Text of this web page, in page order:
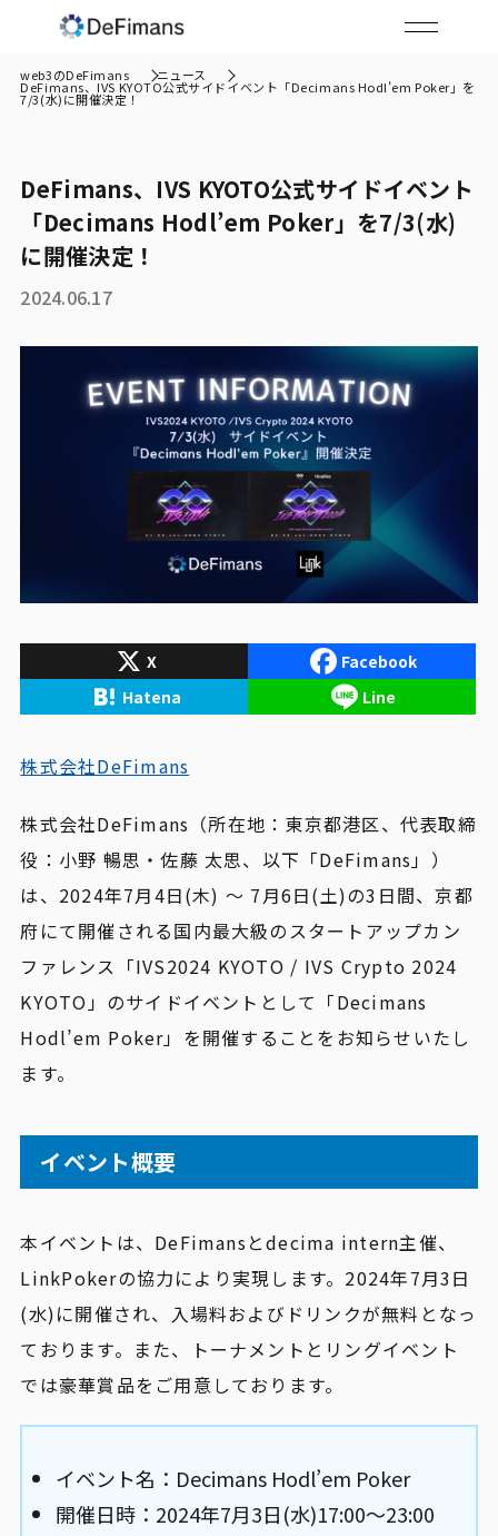
web3のDeFimans ニュース
DeFimans、IVS KYOTO公式サイドイベント「Decimans Hodl’em Poker」を
7/3(水)に開催決定！
DeFimans、IVS KYOTO公式サイドイベント
「Decimans Hodl’em Poker」を7/3(水)
に開催決定！
2024.06.17
X
Facebook
Hatena
Line
株式会社DeFimans
株式会社DeFimans（所在地：東京都港区、代表取締
役：小野 暢思・佐藤 太思、以下「DeFimans」）
は、2024年7月4日(木) 〜 7月6日(土)の3日間、京都
府にて開催される国内最大級のスタートアップカン
ファレンス「IVS2024 KYOTO / IVS Crypto 2024
KYOTO」のサイドイベントとして「Decimans
Hodl’em Poker」を開催することをお知らせいたし
ます。
イベント概要
本イベントは、DeFimansとdecima intern主催、
LinkPokerの協力により実現します。2024年7月3日
(水)に開催され、入場料およびドリンクが無料となっ
ております。また、トーナメントとリングイベント
では豪華賞品をご用意しております。
イベント名：Decimans Hodl’em Poker
開催日時：2024年7月3日(水)17:00〜23:00